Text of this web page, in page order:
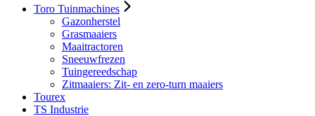
Toro Tuinmachines
Gazonherstel
Grasmaaiers
Maaitractoren
Sneeuwfrezen
Tuingereedschap
Zitmaaiers: Zit- en zero-turn maaiers
Tourex
TS Industrie